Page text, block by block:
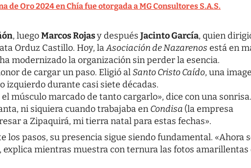
de Oro 2024 en Chía fue otorgada a MG Consultores S.A.S.
, luegoMarcos Rojasy después Jacinto García, quien
Orduz Castillo. Hoy, laAsociación de Nazarenos está en
modernizado la organización sin perder la esencia.
de cargar un paso. Eligió alSanto Cristo Caído, una
izquierdo durante casi siete décadas.
músculo marcado de tanto cargarlo», dice con una sonrisa.
ni siquiera cuando trabajaba en Condisa (la empresa
a Zipaquirá, mi tierra natal para estas fechas».
los pasos, su presencia sigue siendo fundamental. «Ahora
explica mientras muestra con ternura las fotos amarillentas